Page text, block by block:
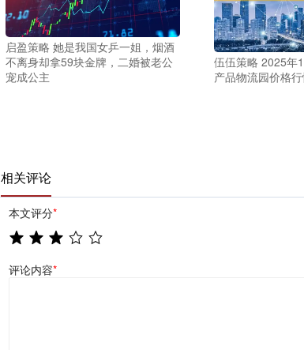
启盈策略 她是我国女乒一姐，烟酒
不离身却拿59块金牌，二婚被老公
宠成公主
伍伍策略 2025年
产品物流园价格
相关评论
本文评分*
评论内容*